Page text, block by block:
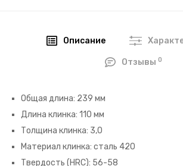
Описание
Отзывы0
Общая длина: 239 мм
Длина клинка: 110 мм
Толщина клинка: 3,0
Материал клинка: сталь 420
Твердость (HRC): 56-58